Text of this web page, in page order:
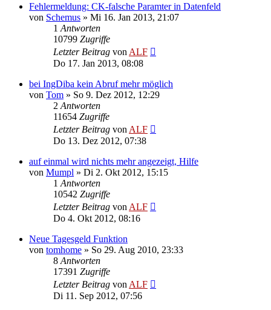
Fehlermeldung: CK-falsche Paramter in Datenfeld
von Schemus » Mi 16. Jan 2013, 21:07
1 Antworten
10799 Zugriffe
Letzter Beitrag von ALF
Do 17. Jan 2013, 08:08
bei IngDiba kein Abruf mehr möglich
von Tom » So 9. Dez 2012, 12:29
2 Antworten
11654 Zugriffe
Letzter Beitrag von ALF
Do 13. Dez 2012, 07:38
auf einmal wird nichts mehr angezeigt, Hilfe
von Mumpl » Di 2. Okt 2012, 15:15
1 Antworten
10542 Zugriffe
Letzter Beitrag von ALF
Do 4. Okt 2012, 08:16
Neue Tagesgeld Funktion
von tomhome » So 29. Aug 2010, 23:33
8 Antworten
17391 Zugriffe
Letzter Beitrag von ALF
Di 11. Sep 2012, 07:56